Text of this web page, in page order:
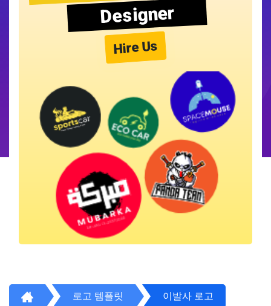
Designer
Hire Us
로고 템플릿 이발사 로고